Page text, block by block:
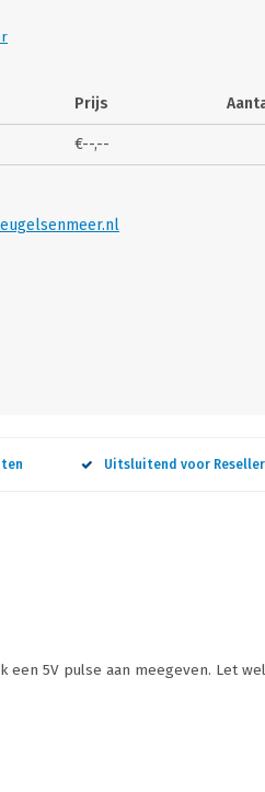
Prijs
€--,--
Uitsluitend voor
een 5V pulse aan meegeven. Let